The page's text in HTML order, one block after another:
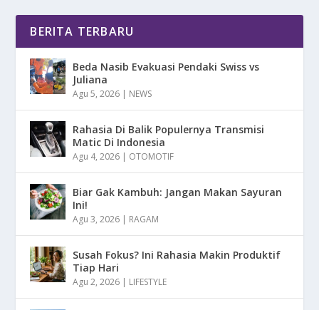
BERITA TERBARU
Beda Nasib Evakuasi Pendaki Swiss vs
Juliana
Agu 5, 2026 | NEWS
Rahasia Di Balik Populernya Transmisi
Matic Di Indonesia
Agu 4, 2026 | OTOMOTIF
Biar Gak Kambuh: Jangan Makan Sayuran
Ini!
Agu 3, 2026 | RAGAM
Susah Fokus? Ini Rahasia Makin Produktif
Tiap Hari
Agu 2, 2026 | LIFESTYLE